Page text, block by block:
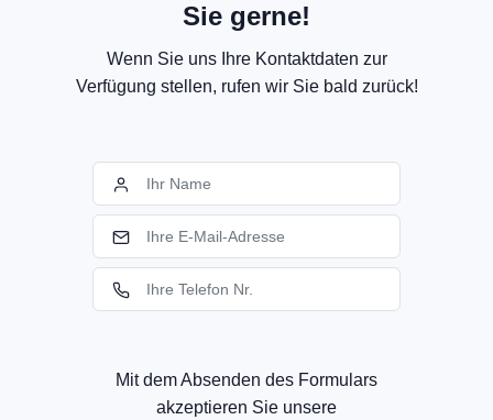
Sie gerne!
Wenn Sie uns Ihre Kontaktdaten zur
Verfügung stellen, rufen wir Sie bald zurück!
Mit dem Absenden des Formulars
akzeptieren Sie unsere